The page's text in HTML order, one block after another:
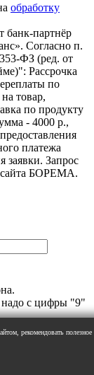
обработку
банк-партнёр
Согласно п.
ФЗ (ред. от
Рассрочка
по
товар,
по продукту
- 4000 р.,
платежа
заявки. Запрос
сайта БОРЕМА.
надо с цифры "9"
обработку
рекомендовать полезное